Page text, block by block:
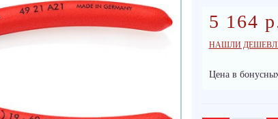
5 164
НАШЛИ
Цена в